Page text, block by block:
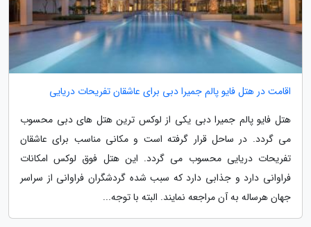
اقامت در هتل فایو پالم جمیرا دبی برای عاشقان تفریحات دریایی
هتل فایو پالم جمیرا دبی یکی از لوکس ترین هتل های دبی محسوب
می گردد. در ساحل قرار گرفته است و مکانی مناسب برای عاشقان
تفریحات دریایی محسوب می گردد. این هتل فوق لوکس امکانات
فراوانی دارد و جذابی دارد که سبب شده گردشگران فراوانی از سراسر
جهان هرساله به آن مراجعه نمایند. البته با توجه...